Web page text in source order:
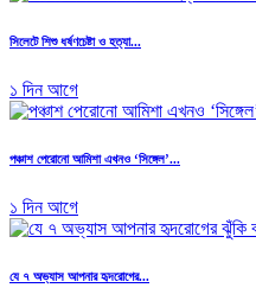
সিলেটে শিশু ধর্ষণচেষ্টা ও হত্যা...
১ দিন আগে
পঞ্চাশ পেরোনো আমিশা এখনও ‘সিঙ্গেল’...
১ দিন আগে
যে ৭ অভ্যাস আপনার হৃদরোগের...